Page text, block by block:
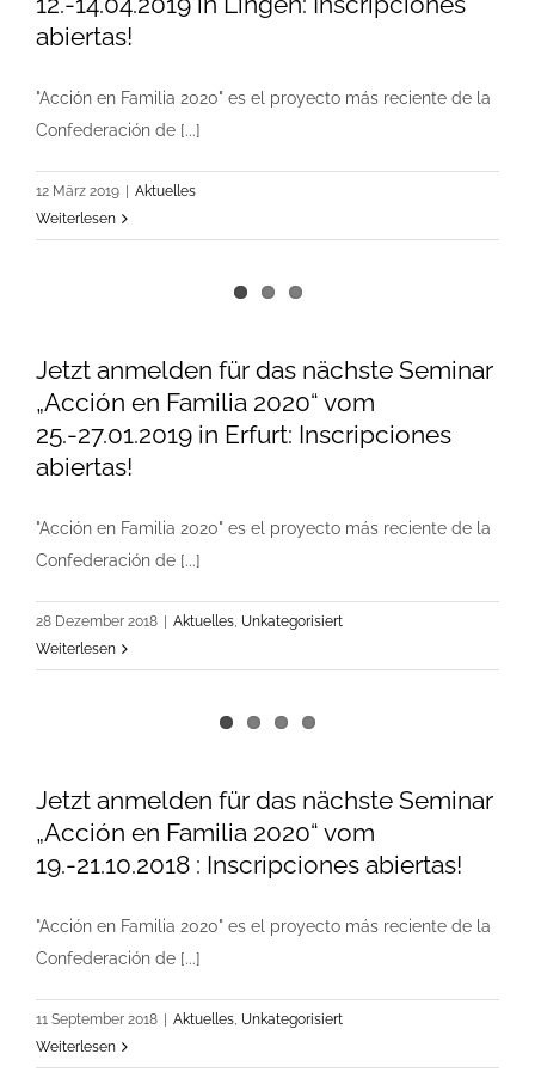
abiertas!
"Acción en Familia 2020" es el proyecto más reciente de la
Confederación de [...]
12 März 2019
Aktuelles
Weiterlesen
Jetzt anmelden für das nächste Seminar
„Acción en Familia 2020“ vom
25.-27.01.2019 in Erfurt: Inscripciones
abiertas!
"Acción en Familia 2020" es el proyecto más reciente de la
Confederación de [...]
28 Dezember 2018 Aktuelles, Unkategorisiert
Weiterlesen
Jetzt anmelden für das nächste Seminar
„Acción en Familia 2020“ vom
19.-21.10.2018 : Inscripciones abiertas!
"Acción en Familia 2020" es el proyecto más reciente de la
Confederación de [...]
11 September 2018 Aktuelles, Unkategorisiert
Weiterlesen